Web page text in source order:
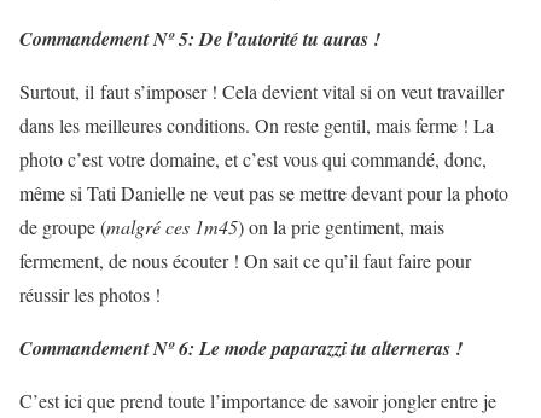
Commandement Nº 5: De l’autorité tu auras !
Surtout, il faut s’imposer ! Cela devient vital si on veut travailler
dans les meilleures conditions. On reste gentil, mais ferme ! La
photo c’est votre domaine, et c’est vous qui commandé, donc,
même si Tati Danielle ne veut pas se mettre devant pour la photo
de groupe (malgré ces 1m45) on la prie gentiment, mais
fermement, de nous écouter ! On sait ce qu’il faut faire pour
réussir les photos !
Commandement Nº 6: Le mode paparazzi tu alterneras !
C’est ici que prend toute l’importance de savoir jongler entre je